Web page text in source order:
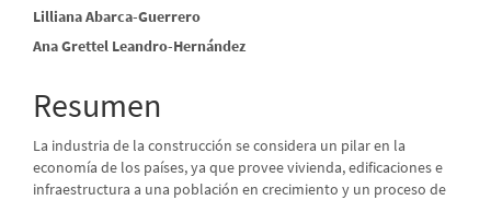
Contenido
principal
del
artículo
Lilliana Abarca-Guerrero
Ana Grettel Leandro-Hernández
Resumen
La industria de la construcción se considera un pilar en la
economía de los países, ya que provee vivienda, edificaciones e
infraestructura a una población en crecimiento y un proceso de